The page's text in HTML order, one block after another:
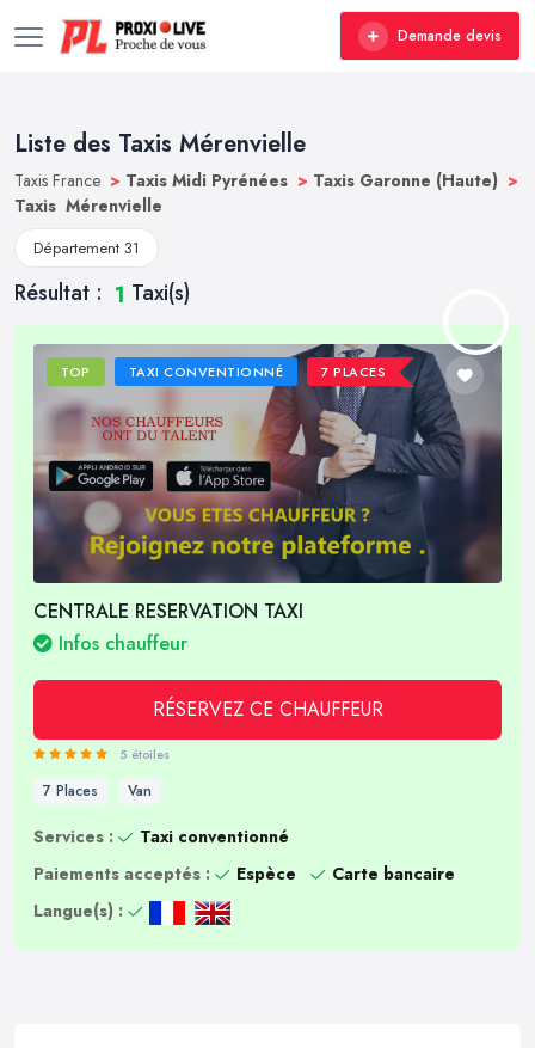
Demande devis
Liste des Taxis Mérenvielle
Taxis France > Taxis Midi Pyrénées > Taxis Garonne (Haute) >
Taxis Mérenvielle
Département 31
Résultat : 1 Taxi(s)
TOP TAXI CONVENTIONNÉ 7 PLACES
CENTRALE RESERVATION TAXI
Infos chauffeur
RÉSERVEZ CE CHAUFFEUR
5 étoiles
7 Places Van
Services :
Taxi conventionné
Paiements acceptés :
Espèce
Carte bancaire
Langue(s) :